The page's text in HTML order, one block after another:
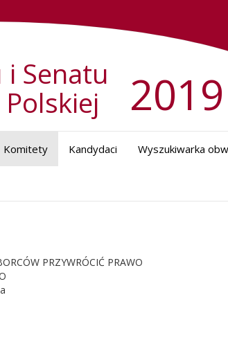
Senatu
2019
Komitety Kandydaci Wyszukiwarka
PRZYWRÓCIĆ PRAWO